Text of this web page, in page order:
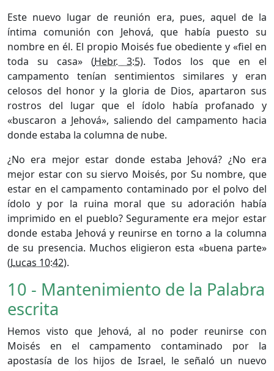
Este nuevo lugar de reunión era, pues, aquel de la
íntima comunión con Jehová, que había puesto su
nombre en él. El propio Moisés fue obediente y «fiel en
toda su casa» (Hebr. 3:5). Todos los que en el
campamento tenían sentimientos similares y eran
celosos del honor y la gloria de Dios, apartaron sus
rostros del lugar que el ídolo había profanado y
«buscaron a Jehová», saliendo del campamento hacia
donde estaba la columna de nube.
¿No era mejor estar donde estaba Jehová? ¿No era
mejor estar con su siervo Moisés, por Su nombre, que
estar en el campamento contaminado por el polvo del
ídolo y por la ruina moral que su adoración había
imprimido en el pueblo? Seguramente era mejor estar
donde estaba Jehová y reunirse en torno a la columna
de su presencia. Muchos eligieron esta «buena parte»
(Lucas 10:42).
10 - Mantenimiento de la Palabra
escrita
Hemos visto que Jehová, al no poder reunirse con
Moisés en el campamento contaminado por la
apostasía de los hijos de Israel, le señaló un nuevo